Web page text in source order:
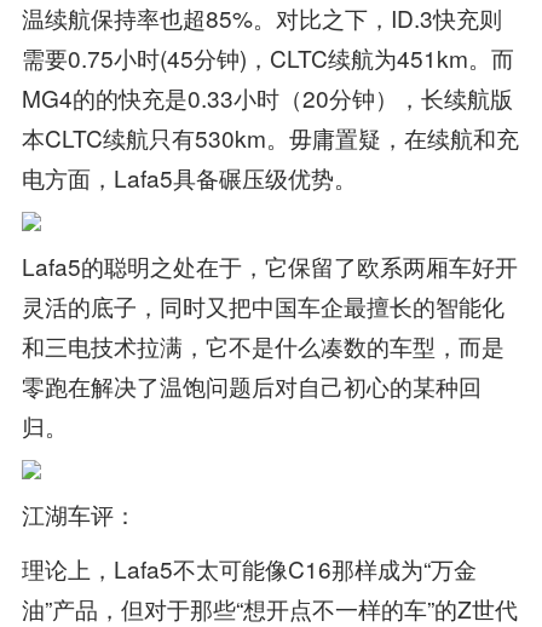
温续航保持率也超85%。对比之下，ID.3快充则
需要0.75小时(45分钟)，CLTC续航为451km。而
MG4的的快充是0.33小时（20分钟），长续航版
本CLTC续航只有530km。毋庸置疑，在续航和充
电方面，Lafa5具备碾压级优势。
Lafa5的聪明之处在于，它保留了欧系两厢车好开
灵活的底子，同时又把中国车企最擅长的智能化
和三电技术拉满，它不是什么凑数的车型，而是
零跑在解决了温饱问题后对自己初心的某种回
归。
江湖车评：
理论上，Lafa5不太可能像C16那样成为“万金
油”产品，但对于那些“想开点不一样的车”的Z世代